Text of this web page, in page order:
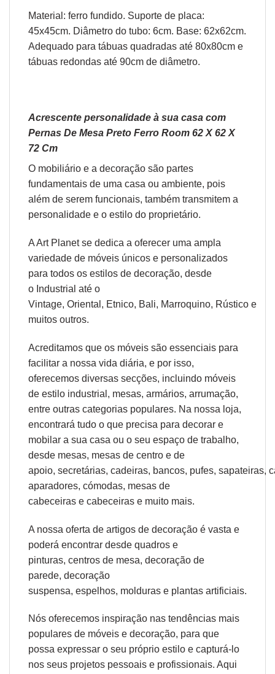
Material: ferro fundido. Suporte de placa:
45x45cm. Diâmetro do tubo: 6cm. Base: 62x62cm.
Adequado para tábuas quadradas até 80x80cm e
tábuas redondas até 90cm de diâmetro.
Acrescente personalidade à sua casa com
Pernas De Mesa Preto Ferro Room 62 X 62 X
72 Cm
O mobiliário e a decoração são partes
fundamentais de uma casa ou ambiente, pois
além de serem funcionais, também transmitem a
personalidade e o estilo do proprietário.
A Art Planet se dedica a oferecer uma ampla
variedade de móveis únicos e personalizados
para todos os estilos de decoração, desde
o Industrial até o
Vintage, Oriental , Etnico, Bali, Marroquino, Rústico e
muitos outros.
Acreditamos que os móveis são essenciais para
facilitar a nossa vida diária, e por isso,
oferecemos diversas secções, incluindo móveis
de estilo industrial, mesas, armários, arrumação,
entre outras categorias populares. Na nossa loja,
encontrará tudo o que precisa para decorar e
mobilar a sua casa ou o seu espaço de trabalho,
desde mesas, mesas de centro e de
apoio, secretárias, cadeiras, bancos, pufes, sapateiras,
aparadores, cómodas, mesas de
cabeceiras e cabeceiras e muito mais.
A nossa oferta de artigos de decoração é vasta e
poderá encontrar desde quadros e
pinturas, centros de mesa, decoração de
parede, decoração
suspensa, espelhos, molduras e plantas artificiais.
Nós oferecemos inspiração nas tendências mais
populares de móveis e decoração, para que
possa expressar o seu próprio estilo e capturá-lo
nos seus projetos pessoais e profissionais. Aqui